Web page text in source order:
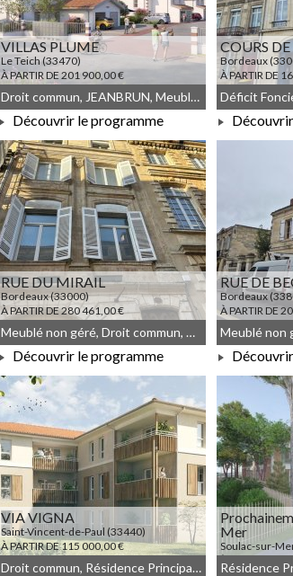
VILLAS PLUME
Le Teich (33470)
À PARTIR DE 201 900,00 €
À PARTIR DE 201 900,00 €
Droit commun, JEANBRUN, Meublé non géré
Découvrir le programme
COURS
Bordeaux
À PARTIR DE
À
RUE DU MIRAIL
Bordeaux (33000)
À PARTIR DE 280 461,00 €
À PARTIR DE 280 461,00 €
Meublé non géré, Droit commun, Déficit Foncier
Découvrir le programme
RUE DE
Bordeaux
À PARTIR DE
À
VIA VIGNA
Saint-Vincent-de-Paul (33440)
À PARTIR DE 115 000,00 €
Droit commun, Résidence Principale, JEANBRUN, Meublé non géré
Mer
Soulac-sur-
À PARTIR DE